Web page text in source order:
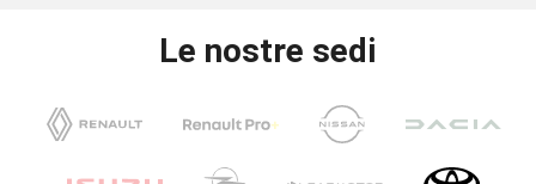
Le nostre sedi